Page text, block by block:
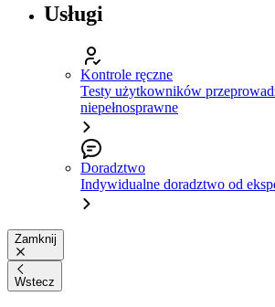
Usługi
Kontrole ręczne
Testy użytkowników
niepełnosprawne
Doradztwo
Indywidualne doradztwo od
Zamknij
Wstecz